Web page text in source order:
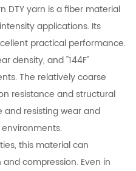
DTY yarn is a fiber material
applications. Its
practical performance.
density, and "144F"
The relatively coarse
resistance and structural
and resisting wear and
this material can
compression. Even in